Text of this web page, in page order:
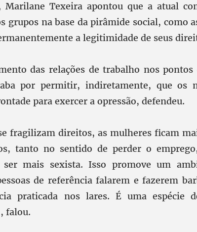
Marilane Texeira apontou que a atual
grupos na base da pirâmide social, como
a legitimidade de seus
das relações de trabalho nos
por permitir, indiretamente, que os
para exercer a opressão, defendeu.
fragilizam direitos, as mulheres ficam
tanto no sentido de perder o
ser mais sexista. Isso promove um
de referência falarem e fazerem
praticada nos lares. É uma espécie
falou.